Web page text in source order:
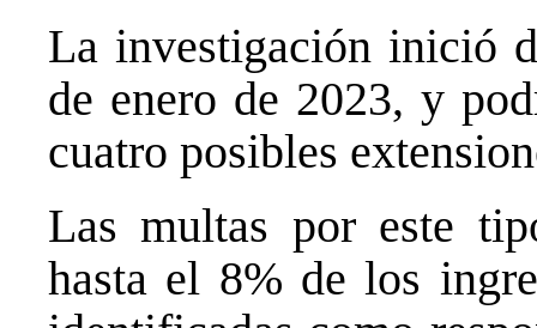
La investigación inició
de enero de 2023, y
cuatro posibles
Las multas por este
hasta el 8% de los